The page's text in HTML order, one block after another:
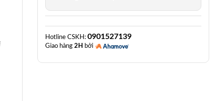
Hotline CSKH: 0901527139
Giao hàng 2H bởi